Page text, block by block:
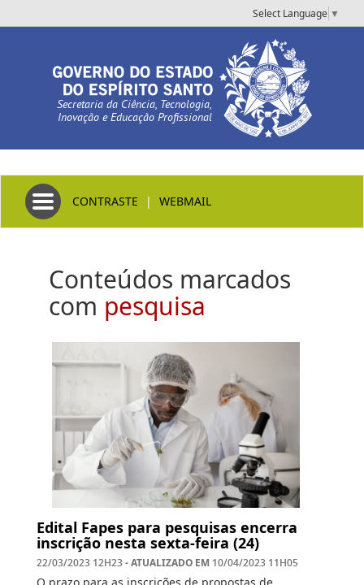
Select Language ▼
Secretaria da Ciência, Tecnologia,
Inovação e Educação Profissional
Toggle navigation
CONTRASTE | WEBMAIL
Conteúdos marcados
com pesquisa
Edital Fapes para pesquisas encerra
inscrição nesta sexta-feira (24)
22/03/2023 12H23- ATUALIZADO EM 10/04/2023 11H05
O prazo para as inscrições de propostas de